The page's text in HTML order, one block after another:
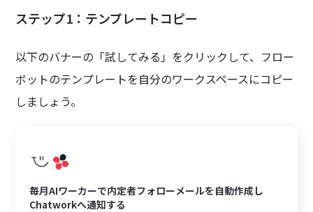
ステップ1：テンプレートコピー
以下のバナーの「試してみる」をクリックして、フロー
ボットのテンプレートを自分のワークスペースにコピー
しましょう。
毎月AIワーカーで内定者フォローメールを自動作成し
Chatworkへ通知する